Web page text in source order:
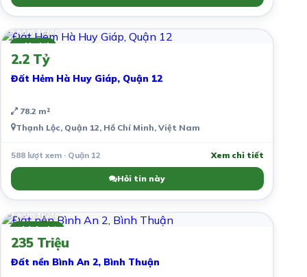
Môi giới
6 năm trước
2.2 Tỷ
Đất Hẻm Hà Huy Giáp, Quận 12
78.2 m²
Thạnh Lộc, Quận 12, Hồ Chí Minh, Việt Nam
588 lượt xem · Quận 12 Xem chi tiết
Hỏi tin này
Chính chủ
7 năm trước
235 Triệu
Đất nền Bình An 2, Bình Thuận